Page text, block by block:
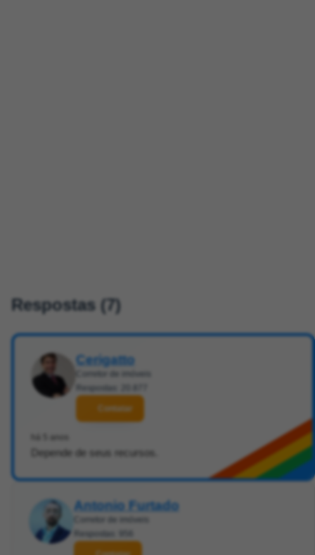
Respostas (7)
Cerigatto
Contatar
Depende de seus recursos.
Antonio Furtado